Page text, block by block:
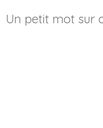
Un petit mot sur